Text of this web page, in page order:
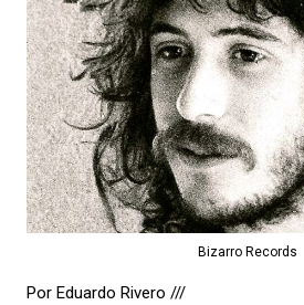
Bizarro Records
Por Eduardo Rivero ///